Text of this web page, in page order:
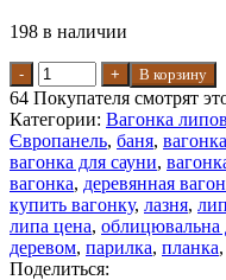
198 в наличии
Количество товара
мм 10 шт. уп - 0,85 м²
В корзину
64 Покупателя смотрят
Категории: Вагонка
Європанель, баня, вагонка
вагонка для сауни,
вагонка, деревянная
купить вагонку, лазня,
липа цена, облицювальна
деревом, парилка, планка,
Поделиться: